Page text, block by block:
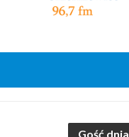
Gość dnia